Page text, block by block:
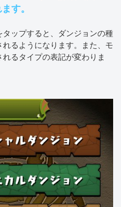
す。
タップすると、ダンジョンの種
るようになります。また、モ
るタイプの表記が変わりま